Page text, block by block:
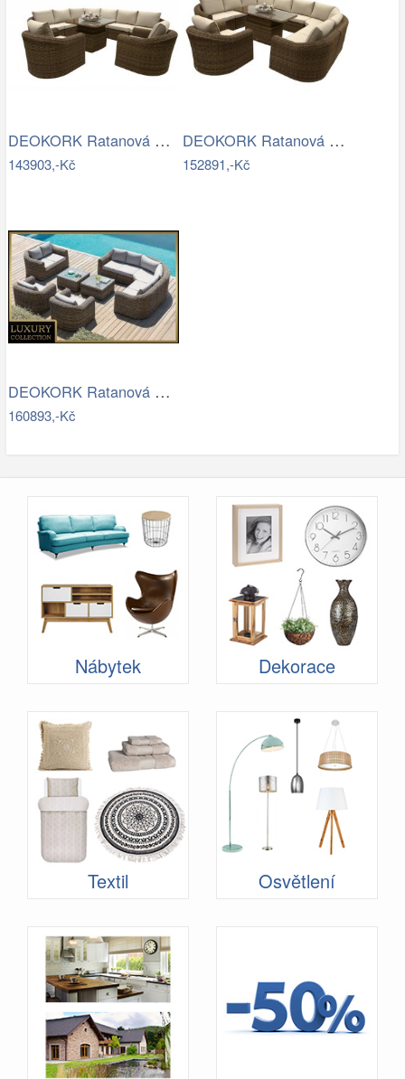
DEOKORK Ratanová modulová sestava…
143903,-Kč
DEOKORK Ratanová modulová jídelní…
152891,-Kč
DEOKORK Ratanová modulová sestava…
160893,-Kč
Nábytek Dekorace
Textil Osvětlení